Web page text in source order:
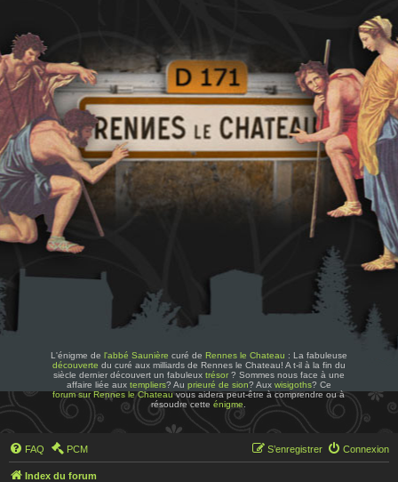
L'énigme de l'abbé Saunière curé de Rennes le Chateau : La fabuleuse
découverte du curé aux milliards de Rennes le Chateau! A t-il à la fin du
siècle dernier découvert un fabuleux trésor? Sommes nous face à une
affaire liée aux templiers? Au prieuré de sion? Aux wisigoths? Ce
forum sur Rennes le Chateauvous aidera peut-être à comprendre ou à
résoudre cetteénigme
FAQ PCM Connexion
S’enregistrer
Index du forum